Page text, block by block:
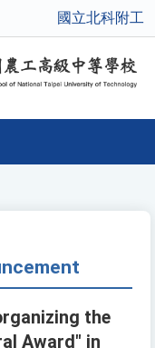
國立北科附工
the
Award" in